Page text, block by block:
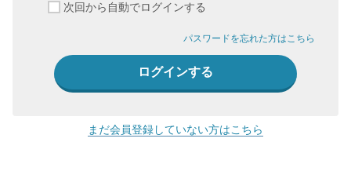
次回から自動でログインする
パスワードを忘れた方はこちら
まだ会員登録していない方はこちら